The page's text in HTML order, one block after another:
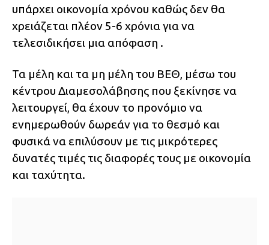
υπάρχει οικονομία χρόνου καθώς δεν θα
χρειάζεται πλέον 5-6 χρόνια για να
τελεσιδικήσει μια απόφαση .
Τα μέλη και τα μη μέλη του ΒΕΘ, μέσω του
κέντρου Διαμεσολάβησης που ξεκίνησε να
λειτουργεί, θα έχουν το προνόμιο να
ενημερωθούν δωρεάν για το θεσμό και
φυσικά να επιλύσουν με τις μικρότερες
δυνατές τιμές τις διαφορές τους με οικονομία
και ταχύτητα.